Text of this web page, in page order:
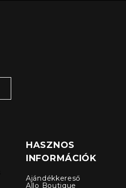
HASZNOS
INFORMÁCIÓK
Ajándékkereső
Allo Boutique